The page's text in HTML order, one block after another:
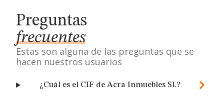
Preguntas
frecuentes
Estas son alguna de las preguntas que se
hacen nuestros usuarios
¿Cuál es el CIF de Acra Inmuebles Sl.?